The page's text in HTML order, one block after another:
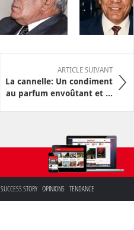
ARTICLE SUIVANT
La cannelle: Un condiment
au parfum envoûtant et ...
SUCCESS STORY OPINIONS TENDANCE